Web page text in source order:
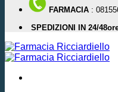
FARMACIA :
SPEDIZIONI IN 24/